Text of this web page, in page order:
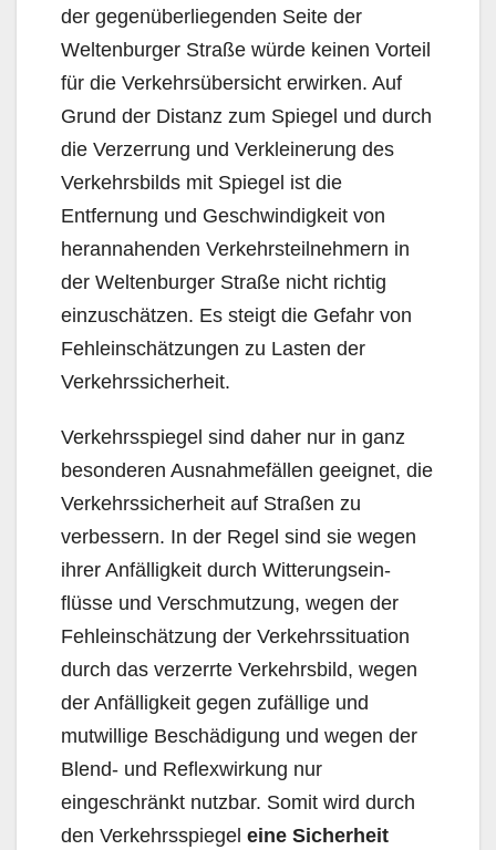
der gegenüberliegenden Seite der
Weltenburger Straße würde kei­nen Vorteil
für die Verkehrsübersicht erwirken. Auf
Grund der Distanz zum Spiegel und durch
die Verzerrung und Verkleinerung des
Verkehrsbilds mit Spiegel ist die
Entfernung und Geschwindig­keit von
herannahenden Verkehrsteilnehmern in
der Weltenburger Straße nicht richtig
einzuschät­zen. Es steigt die Gefahr von
Fehleinschätzungen zu Lasten der
Verkehrssicherheit.
Verkehrsspiegel sind daher nur in ganz
besonderen Ausnahmefällen geeignet, die
Verkehrssicher­heit auf Straßen zu
verbessern. In der Regel sind sie wegen
ihrer Anfälligkeit durch Witterungsein­
flüsse und Verschmutzung, wegen der
Fehleinschätzung der Verkehrssituation
durch das verzerrte Verkehrsbild, wegen
der Anfälligkeit gegen zufällige und
mutwillige Beschädigung und wegen der
Blend- und Reflexwirkung nur
eingeschränkt nutzbar. Somit wird durch
den Verkehrsspiegel eine Sicherheit